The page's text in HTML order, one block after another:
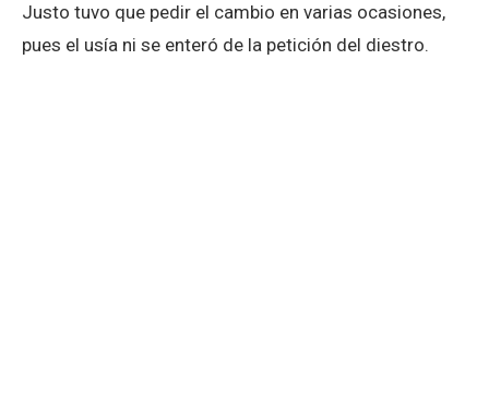
Justo tuvo que pedir el cambio en varias ocasiones,
pues el usía ni se enteró de la petición del diestro.